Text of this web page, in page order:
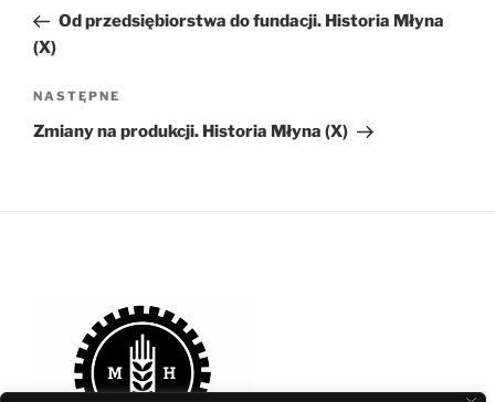
wpisOd przedsiębiorstwa do fundacji. Historia Młyna
(X)
Następny
wpis
NASTĘPNE
Zmiany na produkcji. Historia Młyna (X)